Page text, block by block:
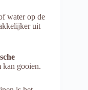
water op de
uit
kan gooien.